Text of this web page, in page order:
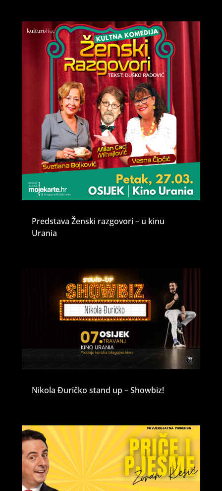
Predstava Ženski razgovori – u kinu
Urania
Nikola Đuričko stand up – Showbiz!